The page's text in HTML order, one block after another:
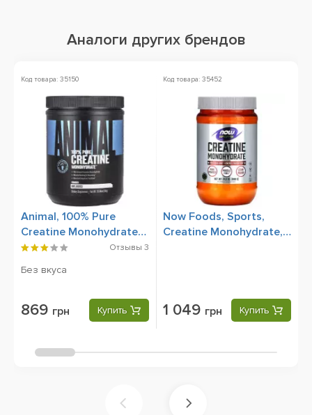
Аналоги других брендов
Код товара: 35150
Animal, 100% Pure
Creatine Monohydrate
Powder, 300 g
Отзывы 3
Без вкуса
869 грн Купить
Код товара: 35452
Now Foods, Sports,
Creatine Monohydrate,
1 049 грн Купить